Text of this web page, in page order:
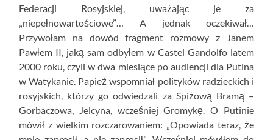
Federacji Rosyjskiej, uważając je za
„niepełnowartościowe”… A jednak oczekiwał…
Przywołam na dowód fragment rozmowy z Janem
Pawłem II, jaką sam odbyłem w Castel Gandolfo latem
2000 roku, czyli w dwa miesiące po audiencji dla Putina
w Watykanie. Papież wspomniał polityków radzieckich i
rosyjskich, którzy go odwiedzali za Spiżową Bramą –
Gorbaczowa, Jelcyna, wcześniej Gromykę. O Putinie
mówił z wielkim rozczarowaniem: „Opowiada teraz, że